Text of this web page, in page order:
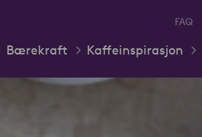
Bærekraft Kaffeinspirasjon
FAQ